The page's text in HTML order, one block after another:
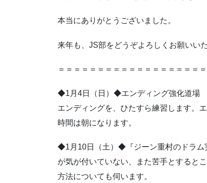
本当にありがとうございました。
来年も、JS部をどうぞよろしくお願いいた
＝＝＝＝＝＝＝＝＝＝＝＝＝＝＝＝＝＝＝
◆1月4日（日）◆エンディング強化道場
エンディングを、ひたすら練習します。
時間は朝になります。
◆1月10日（土）◆『ジーン重村のドラ
が気が付いていない、また苦手とすると
方法についても伺います。